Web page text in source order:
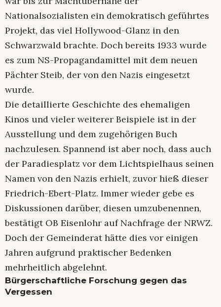
Nationalsozialisten ein demokratisch geführtes
Projekt, das viel Hollywood-Glanz in den
Schwarzwald brachte. Doch bereits 1933 wurde
es zum NS-Propagandamittel mit dem neuen
Pächter Steib, der von den Nazis eingesetzt
wurde.
Die detaillierte Geschichte des ehemaligen
Kinos und vieler weiterer Beispiele ist in der
Ausstellung und dem zugehörigen Buch
nachzulesen. Spannend ist aber noch, dass auch
der Paradiesplatz vor dem Lichtspielhaus seinen
Namen von den Nazis erhielt, zuvor hieß dieser
Friedrich-Ebert-Platz. Immer wieder gebe es
Diskussionen darüber, diesen umzubenennen,
bestätigt OB Eisenlohr auf Nachfrage der NRWZ.
Doch der Gemeinderat hätte dies vor einigen
Jahren aufgrund praktischer Bedenken
mehrheitlich abgelehnt.
Bürgerschaftliche Forschung gegen das
Vergessen